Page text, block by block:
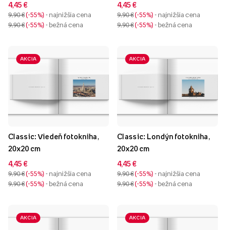
4,45 €
9,90 € -55% - najnižšia cena
9,90 € -55% - bežná cena
4,45 €
9,90 € -55% - najnižšia cena
9,90 € -55% - bežná cena
AKCIA
Classic: Viedeň fotokniha,
20x20 cm
4,45 €
9,90 € -55% - najnižšia cena
9,90 € -55% - bežná cena
AKCIA
Classic: Londýn fotokniha,
20x20 cm
4,45 €
9,90 € -55% - najnižšia cena
9,90 € -55% - bežná cena
AKCIA AKCIA